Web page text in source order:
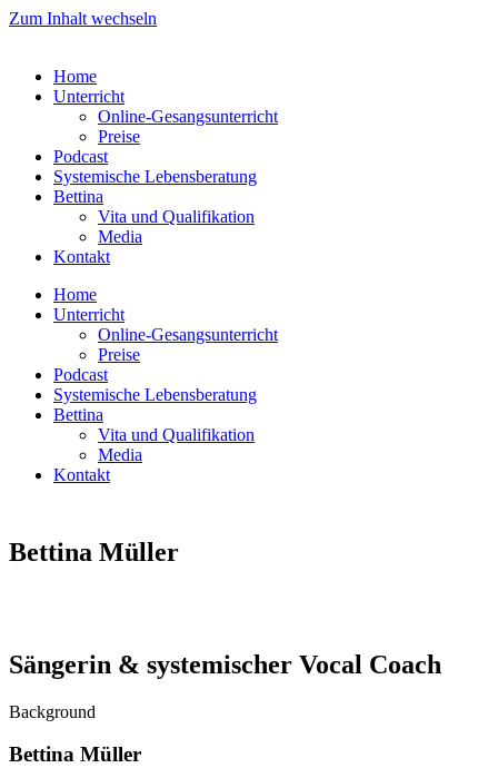
Zum Inhalt wechseln
Home
Unterricht
Online-Gesangsunterricht
Preise
Podcast
Systemische Lebensberatung
Bettina
Vita und Qualifikation
Media
Kontakt
Home
Unterricht
Online-Gesangsunterricht
Preise
Podcast
Systemische Lebensberatung
Bettina
Vita und Qualifikation
Media
Kontakt
Bettina Müller
Sängerin & systemischer Vocal Coach
Background
Bettina Müller